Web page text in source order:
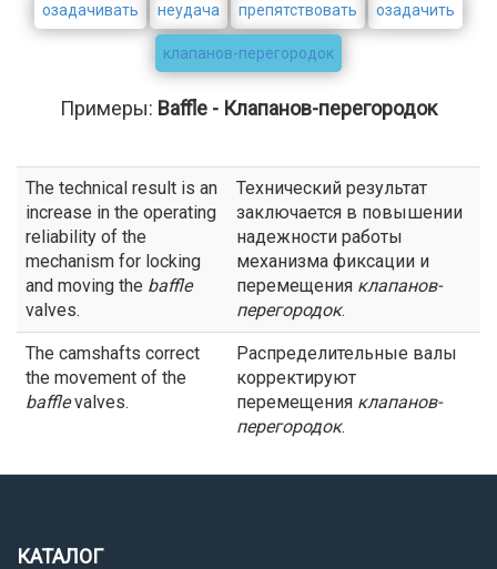
озадачивать неудача препятствовать озадачить
клапанов-перегородок
Примеры: Baffle - Клапанов-перегородок
The technical result is an
increase in the operating
reliability of the
mechanism for locking
and moving the baffle
valves.
Технический результат
заключается в повышении
надежности работы
механизма фиксации и
перемещения клапанов-
перегородок.
The camshafts correct
the movement of the
bafflevalves.
Распределительные валы
корректируют
перемещения клапанов-
перегородок.
КАТАЛОГ